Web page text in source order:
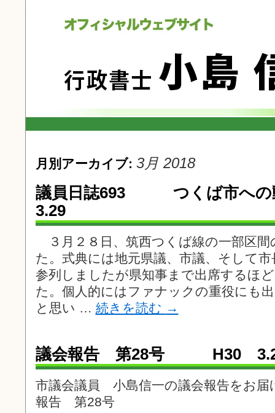
月別アーカイブ: 3月 2018
議員日誌693 つくば市
3.29
３月２８日、筑西つくば線の一部区間
た。式典には地元県議、市議、そして
参列しましたが県知事まで出席するほ
た。個人的にはファナックの重役にも
と思い … 続きを読む →
議会報告 第28号 H30
市議会議員 小島信一の議会報告を
報告 第28号